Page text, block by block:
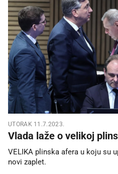
UTORAK 11.7.2023.
Vlada laže o velikoj
VELIKA plinska afera u koju su
novi zaplet.